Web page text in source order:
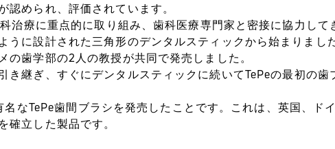
められ、評価されています。
治療に重点的に取り組み、歯科医療専門家と密接に協力して
うに設計された三角形のデンタルスティックから始まりまし
の歯学部の2人の教授が共同で発売しました。
き継ぎ、すぐにデンタルスティックに続いてTePeの最初の
なTePe歯間ブラシを発売したことです。これは、英国、ド
確立した製品です。